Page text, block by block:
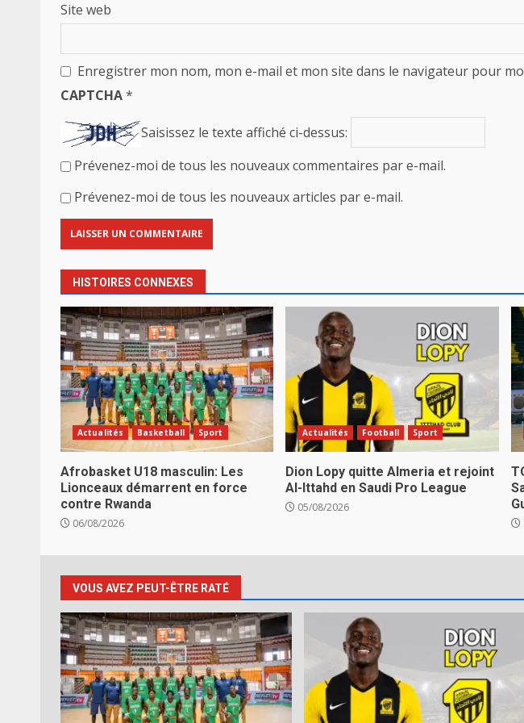
Site web
Enregistrer mon nom, mon e-mail et mon site dans le navigateur pour
CAPTCHA*
Saisissez le texte affiché ci-dessus:
Prévenez-moi de tous les nouveaux commentaires par e-mail.
Prévenez-moi de tous les nouveaux articles par e-mail.
HISTOIRES CONNEXES
Actualités Basketball Sport
Afrobasket U18 masculin: Les
Lionceaux démarrent en force
contre Rwanda
06/08/2026
Actualités Football Sport
Dion Lopy quitte Almeria et rejoint
Al-Ittahd en Saudi Pro League
05/08/2026
VOUS AVEZ PEUT-ÊTRE RATÉ